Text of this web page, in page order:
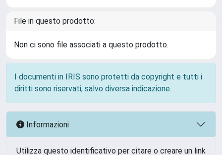
File in questo prodotto:
Non ci sono file associati a questo prodotto.
I documenti in IRIS sono protetti da copyright e tutti i
diritti sono riservati, salvo diversa indicazione.
Informazioni
Utilizza questo identificativo per citare o creare un link